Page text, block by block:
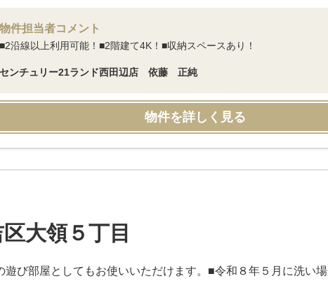
物件担当者コメント
■2沿線以上利用可能！■2階建て4K！■収納スペースあり！
センチュリー21ランド西田辺店 依藤 正純
物件を詳しく見る
大領５丁目
遊び部屋としてもお使いいただけます。■令和８年５月に洗い